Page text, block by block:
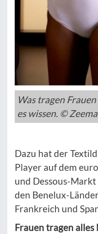
Was tragen
es wissen. ©
Dazu hat der
Player auf dem
und Dessous-
den Benelux-
Frankreich und
Frauen tragen alles